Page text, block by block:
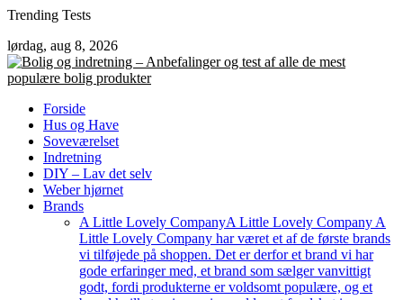
Skip
content
Trending Tests
lørdag, aug 8, 2026
Forside
Hus og Have
Soveværelset
Indretning
DIY – Lav det selv
Weber hjørnet
Brands
A Little Lovely CompanyA Little Lovely Company A
Little Lovely Company har været et af de første brands
vi tilføjede på shoppen. Det er derfor et brand vi har
gode erfaringer med, et brand som sælger vanvittigt
godt, fordi produkterne er voldsomt populære, og et